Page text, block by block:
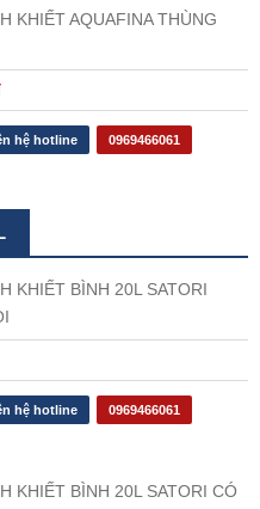
KHIẾT AQUAFINA THÙNG
hệ hotline 0969466061
KHIẾT BÌNH 20L SATORI
hệ hotline 0969466061
KHIẾT BÌNH 20L SATORI CÓ